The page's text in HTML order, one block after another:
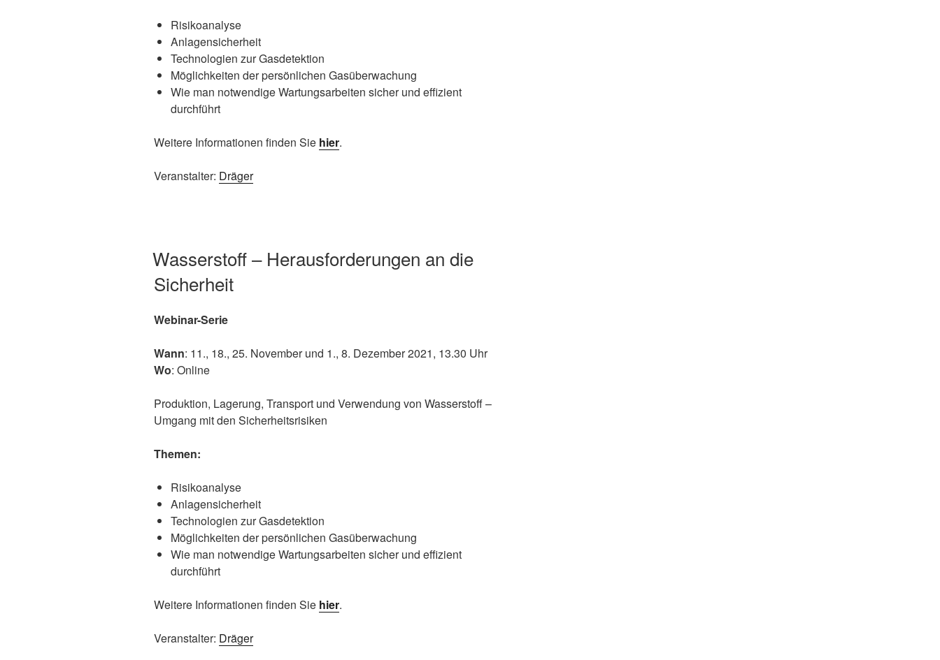
Risikoanalyse
Anlagensicherheit
Technologien zur Gasdetektion
Möglichkeiten der persönlichen Gasüberwachung
Wie man notwendige Wartungsarbeiten sicher und effizient
durchführt
Weitere Informationen finden Sie hier.
Veranstalter: Dräger
Wasserstoff – Herausforderungen an die
Sicherheit
Webinar-Serie
Wann: 11., 18., 25. November und 1., 8. Dezember 2021, 13.30 Uhr
Wo: Online
Produktion, Lagerung, Transport und Verwendung von Wasserstoff –
Umgang mit den Sicherheitsrisiken
Themen:
Risikoanalyse
Anlagensicherheit
Technologien zur Gasdetektion
Möglichkeiten der persönlichen Gasüberwachung
Wie man notwendige Wartungsarbeiten sicher und effizient
durchführt
Weitere Informationen finden Sie hier.
Veranstalter: Dräger